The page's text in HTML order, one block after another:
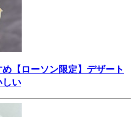
【ローソン限定】デザート
しい